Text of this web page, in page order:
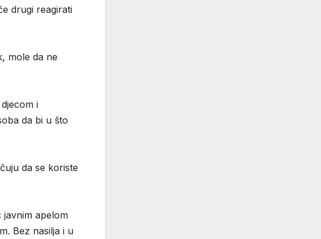
drugi reagirati
mole da ne
i
da bi u što
da se koriste
javnim apelom
Bez nasilja i u